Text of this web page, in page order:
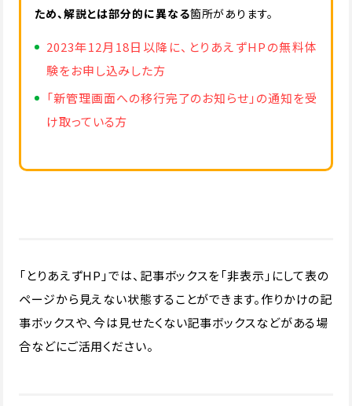
ため、解説とは部分的に異なる箇所があります。
2023年12月18日以降に、とりあえずHPの無料体
験をお申し込みした方
「新管理画面への移行完了のお知らせ」の通知を受
け取っている方
「とりあえずHP」では、記事ボックスを「非表示」にして表の
ページから見えない状態することができます。作りかけの記
事ボックスや、今は見せたくない記事ボックスなどがある場
合などにご活用ください。